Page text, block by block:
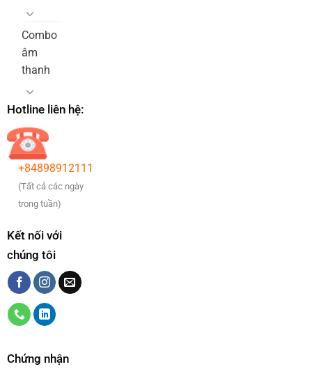
Combo
âm
thanh
Hotline liên hệ:
+84898912111
(Tất cả các ngày
trong tuần)
Kết nối với
chúng tôi
Chứng nhận